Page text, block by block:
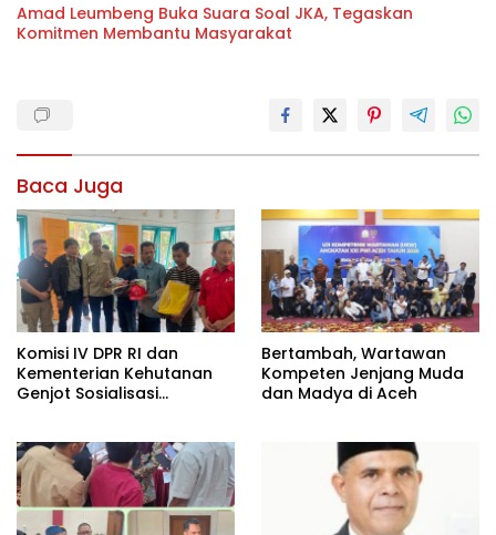
Amad Leumbeng Buka Suara Soal JKA, Tegaskan
Komitmen Membantu Masyarakat
Baca Juga
Komisi IV DPR RI dan
Kementerian Kehutanan
Genjot Sosialisasi
Bertambah, Wartawan
Kompeten Jenjang Muda
dan Madya di Aceh